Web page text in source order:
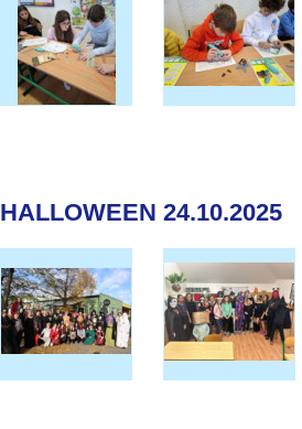
HALLOWEEN 24.10.2025